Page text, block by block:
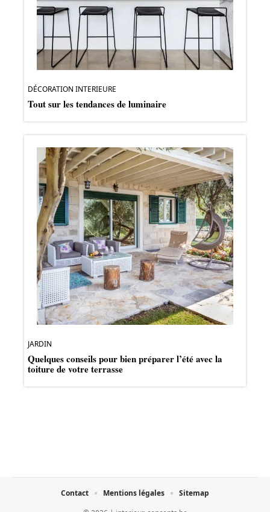
DÉCORATION INTERIEURE
Tout sur les tendances de luminaire
JARDIN
Quelques conseils pour bien préparer l’été avec la
toiture de votre terrasse
Contact Mentions légales Sitemap